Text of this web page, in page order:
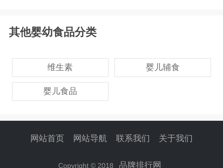
其他婴幼食品分类
维生素 婴儿辅食
婴儿食品
网站首页 网站导航 联系我们 关于我们
Copyright © 2018 品牌排行网